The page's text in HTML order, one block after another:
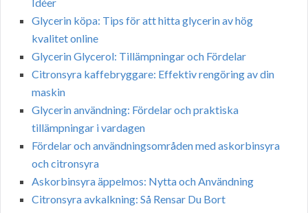
Glycerin köpa: Tips för att hitta glycerin av hög
kvalitet online
Glycerin Glycerol: Tillämpningar och Fördelar
Citronsyra kaffebryggare: Effektiv rengöring av din
maskin
Glycerin användning: Fördelar och praktiska
tillämpningar i vardagen
Fördelar och användningsområden med askorbinsyra
och citronsyra
Askorbinsyra äppelmos: Nytta och Användning
Citronsyra avkalkning: Så Rensar Du Bort